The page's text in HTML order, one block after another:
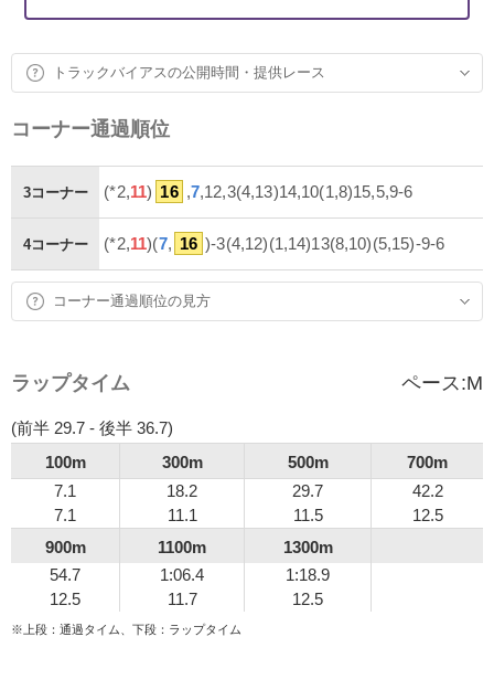
トラックバイアスの公開時間・提供レース
コーナー通過順位
3コーナー (*2,11) 16 ,7,12,3(4,13)14,10(1,8)15,5,9-6
4コーナー (*2,11)(7, 16 )-3(4,12)(1,14)13(8,10)(5,15)-9-6
コーナー通過順位の見方
ラップタイム ペース:M
(前半 29.7 - 後半 36.7)
100m
300m 500m
700m
7.1
7.1
18.2
11.1
29.7
11.5
42.2
12.5
900m
1100m
1300m
54.7
12.5
1:06.4
11.7
1:18.9
12.5
※上段：通過タイム、下段：ラップタイム